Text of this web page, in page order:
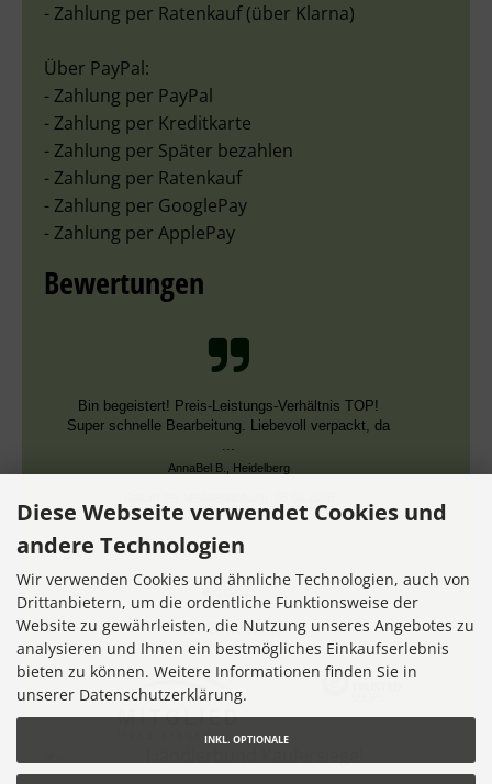
- Zahlung per Ratenkauf (über Klarna)
Über PayPal:
- Zahlung per PayPal
- Zahlung per Kreditkarte
- Zahlung per Später bezahlen
- Zahlung per Ratenkauf
- Zahlung per GooglePay
- Zahlung per ApplePay
Bewertungen
Schnelle Bearbeitung, nur leider falsche Farben,
die aber dieselben DMC Nummern trugen.
Datum der Kauferfahrung: 13.07.2026
7,355 Bewertungen
Diese Webseite verwendet Cookies und
andere Technologien
Wir verwenden Cookies und ähnliche Technologien, auch von
Drittanbietern, um die ordentliche Funktionsweise der
Website zu gewährleisten, die Nutzung unseres Angebotes zu
analysieren und Ihnen ein bestmögliches Einkaufserlebnis
bieten zu können. Weitere Informationen finden Sie in
unserer Datenschutzerklärung.
INKL. OPTIONALE